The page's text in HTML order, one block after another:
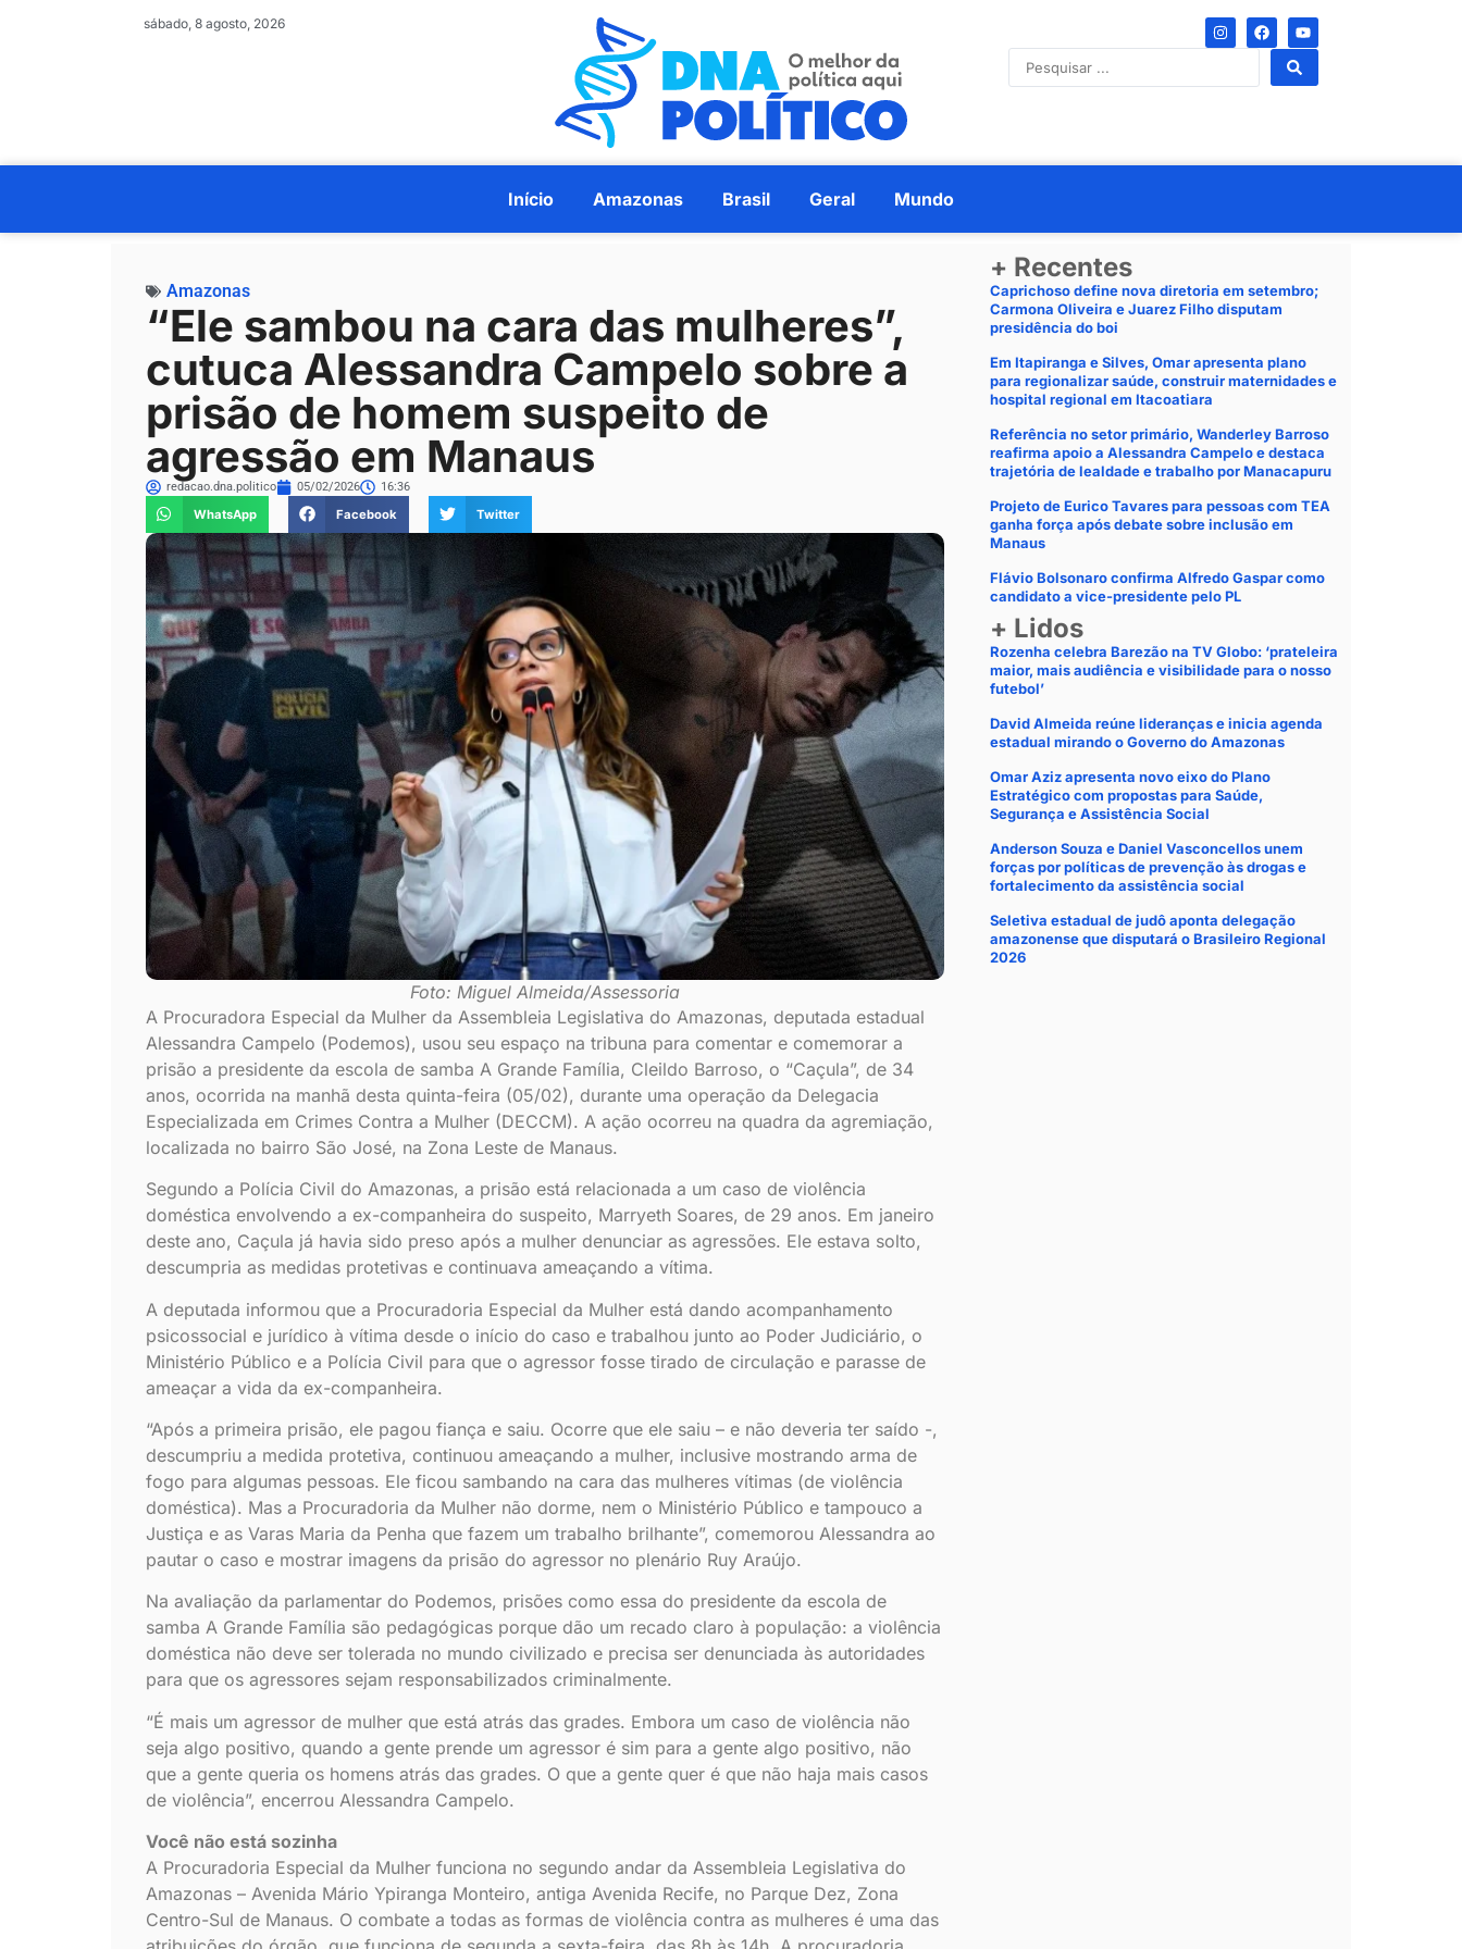
sábado, 8 agosto, 2026
Início Amazonas Brasil Geral Mundo
Amazonas
“Ele sambou na cara das mulheres”,
cutuca Alessandra Campelo sobre a
prisão de homem suspeito de
agressão em Manaus
redacao.dna.politico 05/02/2026 16:36
WhatsApp Facebook Twitter
Foto: Miguel Almeida/Assessoria
A Procuradora Especial da Mulher da Assembleia Legislativa do Amazonas, deputada estadual
Alessandra Campelo (Podemos), usou seu espaço na tribuna para comentar e comemorar a
prisão a presidente da escola de samba A Grande Família, Cleildo Barroso, o “Caçula”, de 34
anos, ocorrida na manhã desta quinta-feira (05/02), durante uma operação da Delegacia
Especializada em Crimes Contra a Mulher (DECCM). A ação ocorreu na quadra da agremiação,
localizada no bairro São José, na Zona Leste de Manaus.
Segundo a Polícia Civil do Amazonas, a prisão está relacionada a um caso de violência
doméstica envolvendo a ex-companheira do suspeito, Marryeth Soares, de 29 anos. Em janeiro
deste ano, Caçula já havia sido preso após a mulher denunciar as agressões. Ele estava solto,
descumpria as medidas protetivas e continuava ameaçando a vítima.
A deputada informou que a Procuradoria Especial da Mulher está dando acompanhamento
psicossocial e jurídico à vítima desde o início do caso e trabalhou junto ao Poder Judiciário, o
Ministério Público e a Polícia Civil para que o agressor fosse tirado de circulação e parasse de
ameaçar a vida da ex-companheira.
“Após a primeira prisão, ele pagou fiança e saiu. Ocorre que ele saiu – e não deveria ter saído -,
descumpriu a medida protetiva, continuou ameaçando a mulher, inclusive mostrando arma de
fogo para algumas pessoas. Ele ficou sambando na cara das mulheres vítimas (de violência
doméstica). Mas a Procuradoria da Mulher não dorme, nem o Ministério Público e tampouco a
Justiça e as Varas Maria da Penha que fazem um trabalho brilhante”, comemorou Alessandra ao
pautar o caso e mostrar imagens da prisão do agressor no plenário Ruy Araújo.
Na avaliação da parlamentar do Podemos, prisões como essa do presidente da escola de
samba A Grande Família são pedagógicas porque dão um recado claro à população: a violência
doméstica não deve ser tolerada no mundo civilizado e precisa ser denunciada às autoridades
para que os agressores sejam responsabilizados criminalmente.
“É mais um agressor de mulher que está atrás das grades. Embora um caso de violência não
seja algo positivo, quando a gente prende um agressor é sim para a gente algo positivo, não
que a gente queria os homens atrás das grades. O que a gente quer é que não haja mais casos
de violência”, encerrou Alessandra Campelo.
Você não está sozinha
A Procuradoria Especial da Mulher funciona no segundo andar da Assembleia Legislativa do
Amazonas – Avenida Mário Ypiranga Monteiro, antiga Avenida Recife, no Parque Dez, Zona
Centro-Sul de Manaus. O combate a todas as formas de violência contra as mulheres é uma das
+ Recentes
Caprichoso define nova diretoria em setembro;
Carmona Oliveira e Juarez Filho disputam
presidência do boi
Em Itapiranga e Silves, Omar apresenta plano
para regionalizar saúde, construir maternidades e
hospital regional em Itacoatiara
Referência no setor primário, Wanderley Barroso
reafirma apoio a Alessandra Campelo e destaca
trajetória de lealdade e trabalho por Manacapuru
Projeto de Eurico Tavares para pessoas com TEA
ganha força após debate sobre inclusão em
Manaus
Flávio Bolsonaro confirma Alfredo Gaspar como
candidato a vice-presidente pelo PL
+ Lidos
Rozenha celebra Barezão na TV Globo: ‘prateleira
maior, mais audiência e visibilidade para o nosso
futebol’
David Almeida reúne lideranças e inicia agenda
estadual mirando o Governo do Amazonas
Omar Aziz apresenta novo eixo do Plano
Estratégico com propostas para Saúde,
Segurança e Assistência Social
Anderson Souza e Daniel Vasconcellos unem
forças por políticas de prevenção às drogas e
fortalecimento da assistência social
Seletiva estadual de judô aponta delegação
amazonense que disputará o Brasileiro Regional
2026